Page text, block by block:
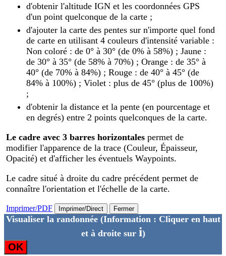
d'obtenir l'altitude IGN et les coordonnées GPS
d'un point quelconque de la carte ;
d'ajouter la carte des pentes sur n'importe quel fond
de carte en utilisant 4 couleurs d'intensité variable :
Non coloré : de 0° à 30° (de 0% à 58%) ; Jaune :
de 30° à 35° (de 58% à 70%) ; Orange : de 35° à
40° (de 70% à 84%) ; Rouge : de 40° à 45° (de
84% à 100%) ; Violet : plus de 45° (plus de 100%)
;
d'obtenir la distance et la pente (en pourcentage et
en degrés) entre 2 points quelconques de la carte.
Le cadre avec 3 barres horizontales permet de
modifier l'apparence de la trace (Couleur, Épaisseur,
Opacité) et d'afficher les éventuels Waypoints.
Le cadre situé à droite du cadre précédent permet de
connaître l'orientation et l'échelle de la carte.
Imprimer/PDF Imprimer/Direct Fermer
Visualiser la randonnée(Information : Cliquer en haut
et à droite sur i)
OK